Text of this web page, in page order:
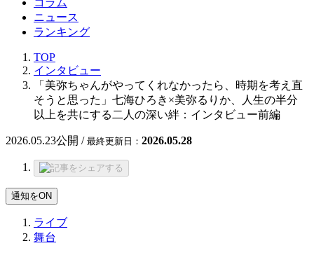
コラム
ニュース
ランキング
TOP
インタビュー
「美弥ちゃんがやってくれなかったら、時期を考え直
そうと思った」七海ひろき×美弥るりか、人生の半分
以上を共にする二人の深い絆：インタビュー前編
2026.05.23公開 / 最終更新日： 2026.05.28
通知をON
ライブ
舞台